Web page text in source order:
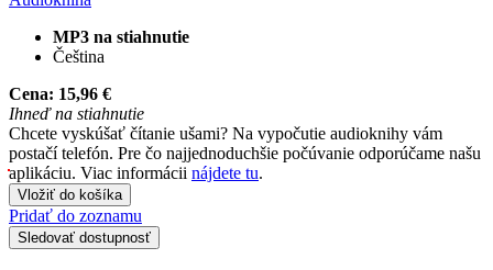
MP3 na stiahnutie
Čeština
Cena: 15,96 €
Ihneď na stiahnutie
Chcete vyskúšať čítanie ušami? Na vypočutie audioknihy vám
postačí telefón. Pre čo najjednoduchšie počúvanie odporúčame našu
aplikáciu. Viac informácii nájdete tu.
Vložiť do košíka
Pridať do zoznamu
Sledovať dostupnosť